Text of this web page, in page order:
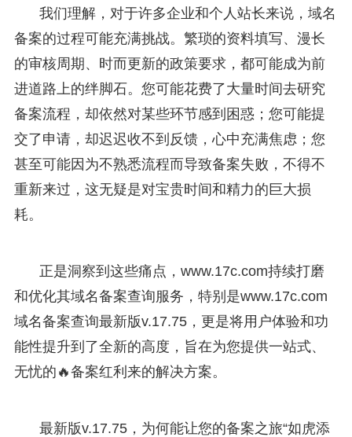
我们理解，对于许多企业和个人站长来说，域名
备案的过程可能充满挑战。繁琐的资料填写、漫长
的审核周期、时而更新的政策要求，都可能成为前
进道路上的绊脚石。您可能花费了大量时间去研究
备案流程，却依然对某些环节感到困惑；您可能提
交了申请，却迟迟收不到反馈，心中充满焦虑；您
甚至可能因为不熟悉流程而导致备案失败，不得不
重新来过，这无疑是对宝贵时间和精力的巨大损
耗。
正是洞察到这些痛点，www.17c.com持续打磨
和优化其域名备案查询服务，特别是www.17c.com
域名备案查询最新版v.17.75，更是将用户体验和功
能性提升到了全新的高度，旨在为您提供一站式、
无忧的🔥备案红利来的解决方案。
最新版v.17.75，为何能让您的备案之旅“如虎添